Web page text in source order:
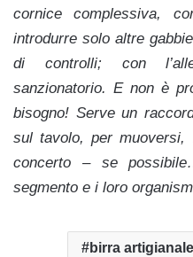
cornice complessiva,
introdurre solo altre
di controlli; con
sanzionatorio. E non è
bisogno! Serve un
sul tavolo, per
concerto – se
segmento e i loro
birra artigianale